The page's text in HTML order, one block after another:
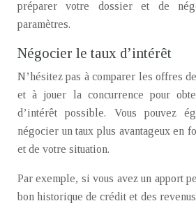
préparer votre dossier et de
paramètres.
Négocier le taux d’intérêt
N’hésitez pas à comparer les offres
et à jouer la concurrence pour
d’intérêt possible. Vous pouvez
négocier un taux plus avantageux en
et de votre situation.
Par exemple, si vous avez un apport
bon historique de crédit et des